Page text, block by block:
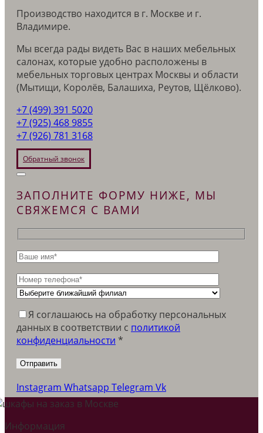
Производство находится в г. Москве и г.
Владимире.
Мы всегда рады видеть Вас в наших мебельных
салонах, которые удобно расположены в
мебельных торговых центрах Москвы и области
(Мытищи, Королёв, Балашиха, Реутов, Щёлково).
+7 (499) 391 5020
+7 (925) 468 9855
+7 (926) 781 3168
Обратный звонок
ЗАПОЛНИТЕ ФОРМУ НИЖЕ, МЫ
СВЯЖЕМСЯ С ВАМИ
Я соглашаюсь на обработку персональных
данных в соответствии c политикой
конфиденциальности *
Instagram Whatsapp Telegram Vk
Информация